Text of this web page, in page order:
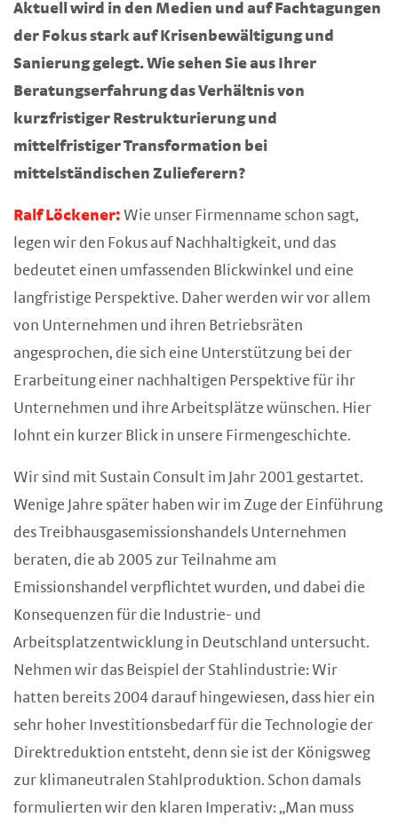
Aktuell wird in den Medien und auf Fachtagungen
der Fokus stark auf Krisenbewältigung und
Sanierung gelegt. Wie sehen Sie aus Ihrer
Beratungserfahrung das Verhältnis von
kurzfristiger Restrukturierung und
mittelfristiger Transformation bei
mittelständischen Zulieferern?
Ralf Löckener: Wie unser Firmenname schon sagt,
legen wir den Fokus auf Nachhaltigkeit, und das
bedeutet einen umfassenden Blickwinkel und eine
langfristige Perspektive. Daher werden wir vor allem
von Unternehmen und ihren Betriebsräten
angesprochen, die sich eine Unterstützung bei der
Erarbeitung einer nachhaltigen Perspektive für ihr
Unternehmen und ihre Arbeitsplätze wünschen. Hier
lohnt ein kurzer Blick in unsere Firmengeschichte.
Wir sind mit Sustain Consult im Jahr 2001 gestartet.
Wenige Jahre später haben wir im Zuge der Einführung
des Treibhausgasemissionshandels Unternehmen
beraten, die ab 2005 zur Teilnahme am
Emissionshandel verpflichtet wurden, und dabei die
Konsequenzen für die Industrie- und
Arbeitsplatzentwicklung in Deutschland untersucht.
Nehmen wir das Beispiel der Stahlindustrie: Wir
hatten bereits 2004 darauf hingewiesen, dass hier ein
sehr hoher Investitionsbedarf für die Technologie der
Direktreduktion entsteht, denn sie ist der Königsweg
zur klimaneutralen Stahlproduktion. Schon damals
formulierten wir den klaren Imperativ: „Man muss